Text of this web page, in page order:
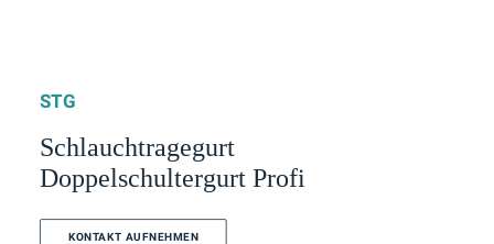
STG
Schlauchtragegurt
Doppelschultergurt Profi
KONTAKT AUFNEHMEN